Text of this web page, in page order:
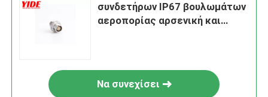
συνδετήρων IP67 βουλωμάτων
αεροπορίας αρσενική και
Να συνεχίσει